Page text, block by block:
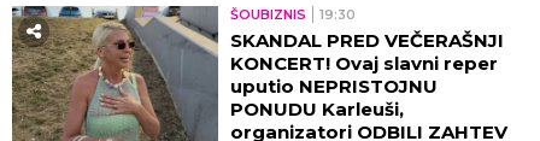
ŠOUBIZNIS 19:30
SKANDAL PRED VEČERAŠNJI
KONCERT! Ovaj slavni reper
uputio NEPRISTOJNU
PONUDU Karleuši,
organizatori ODBILI ZAHTEV